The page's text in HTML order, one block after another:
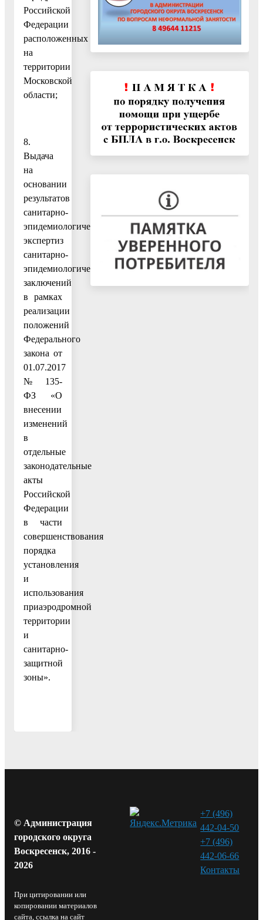
Российской
Федерации
расположенных
на
территории
Московской
области;
8.
Выдача
на
основании
результатов
санитарно-
эпидемиологических
экспертиз
санитарно-
эпидемиологических
заключений
в рамках
реализации
положений
Федерального
закона от
01.07.2017
№ 135-
ФЗ «О
внесении
изменений
в
отдельные
законодательные
акты
Российской
Федерации
в части
совершенствования
порядка
установления
и
использования
приаэродромной
территории
и
санитарно-
защитной
зоны».
© Администрация
городского округа
Воскресенск, 2016 -
2026
При цитировании или
копировании материалов
сайта, ссылка на сайт
+7 (496)
442-04-50
+7 (496)
442-06-66
Контакты⁠